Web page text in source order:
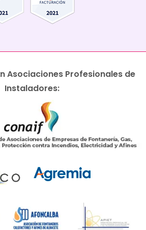
Asociaciones Profesionales de
Instaladores: